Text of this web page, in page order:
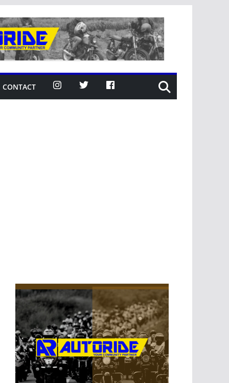
CONTACT